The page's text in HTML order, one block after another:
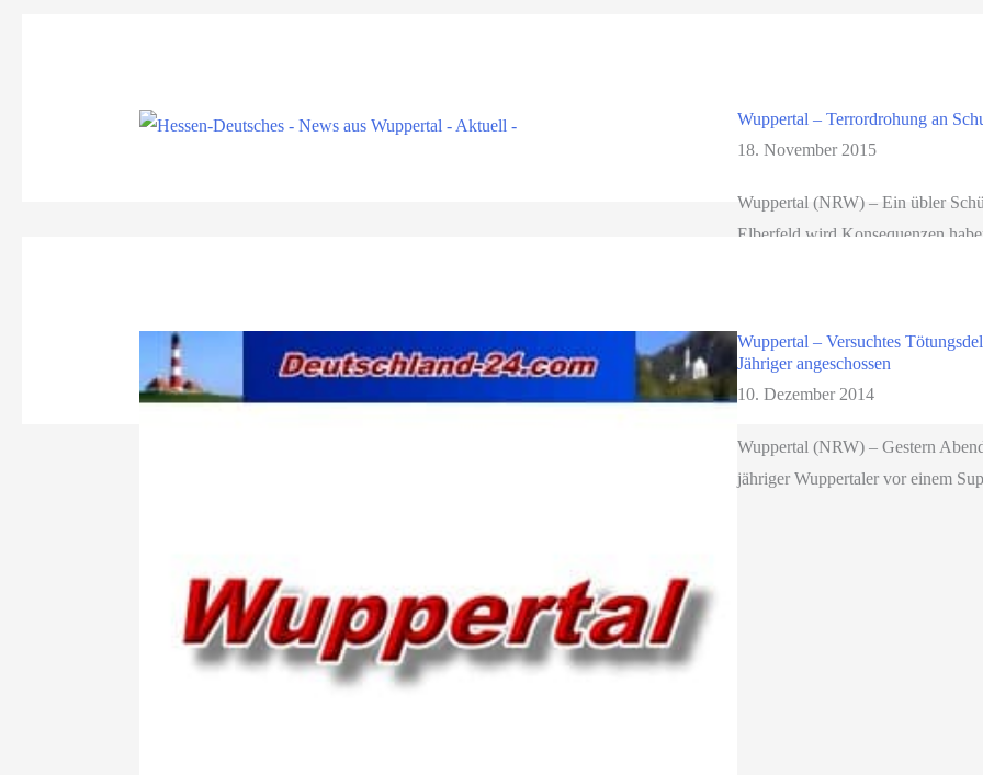
Wuppertal – Terrordrohung an
18. November 2015
Wuppertal (NRW) – Ein übler
Elberfeld wird Konsequenzen
Wuppertal – Versuchtes
Jähriger angeschossen
10. Dezember 2014
Wuppertal (NRW) – Gestern
jähriger Wuppertaler vor einem